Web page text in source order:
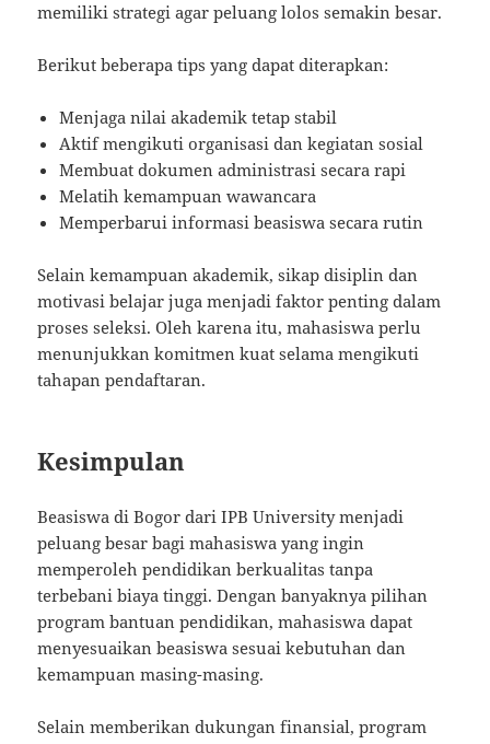
memiliki strategi agar peluang lolos semakin besar.
Berikut beberapa tips yang dapat diterapkan:
Menjaga nilai akademik tetap stabil
Aktif mengikuti organisasi dan kegiatan sosial
Membuat dokumen administrasi secara rapi
Melatih kemampuan wawancara
Memperbarui informasi beasiswa secara rutin
Selain kemampuan akademik, sikap disiplin dan
motivasi belajar juga menjadi faktor penting dalam
proses seleksi. Oleh karena itu, mahasiswa perlu
menunjukkan komitmen kuat selama mengikuti
tahapan pendaftaran.
Kesimpulan
Beasiswa di Bogor dari IPB University menjadi
peluang besar bagi mahasiswa yang ingin
memperoleh pendidikan berkualitas tanpa
terbebani biaya tinggi. Dengan banyaknya pilihan
program bantuan pendidikan, mahasiswa dapat
menyesuaikan beasiswa sesuai kebutuhan dan
kemampuan masing-masing.
Selain memberikan dukungan finansial, program